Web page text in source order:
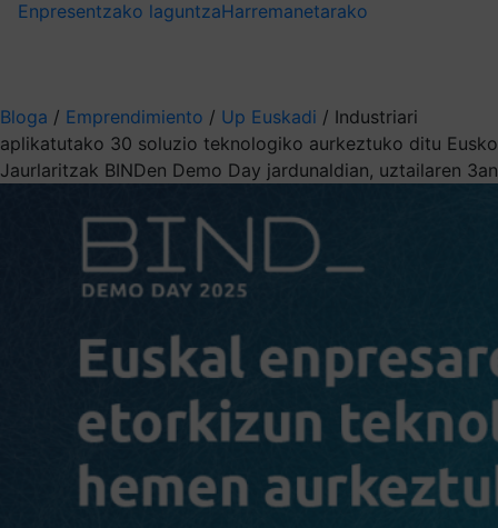
Enpresentzako laguntzaHarremanetarako
Bloga / Emprendimiento / Up Euskadi / Industriari
aplikatutako 30 soluzio teknologiko aurkeztuko ditu Eusko
Jaurlaritzak BINDen Demo Day jardunaldian, uztailaren 3an